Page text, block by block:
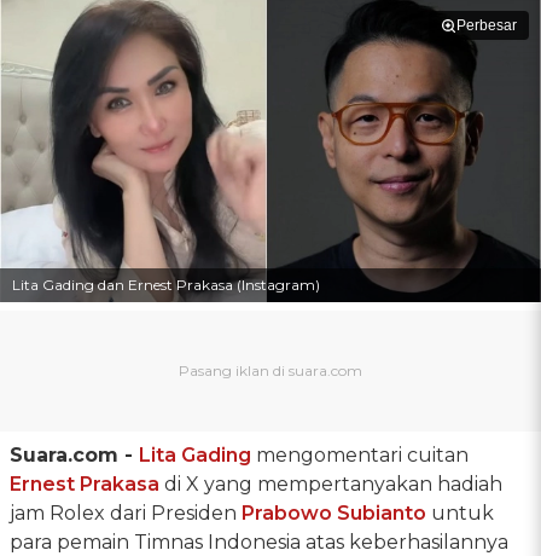
Perbesar
Lita Gading dan Ernest Prakasa (Instagram)
Suara.com - Lita Gading mengomentari cuitan
Ernest Prakasa di X yang mempertanyakan hadiah
jam Rolex dari Presiden Prabowo Subianto untuk
para pemain Timnas Indonesia atas keberhasilannya